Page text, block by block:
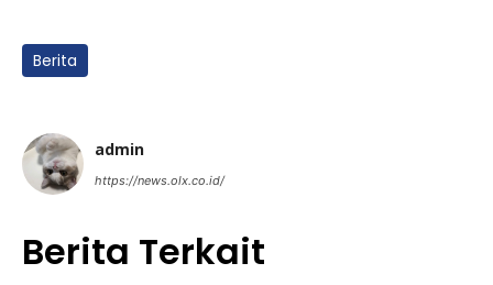
Berita
admin
https://news.olx.co.id/
Berita Terkait